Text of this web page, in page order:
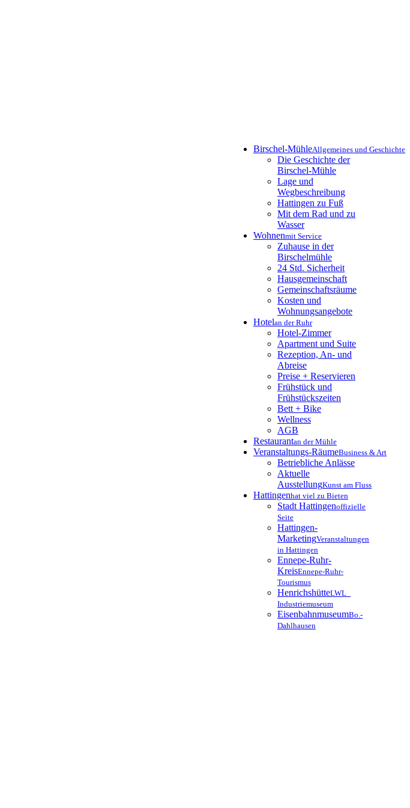
Birschel-MühleAllgemeines und Geschichte
Die Geschichte der
Birschel-Mühle
Lage und
Wegbeschreibung
Hattingen zu Fuß
Mit dem Rad und zu
Wasser
Wohnenmit Service
Zuhause in der
Birschelmühle
24 Std. Sicherheit
Hausgemeinschaft
Gemeinschaftsräume
Kosten und
Wohnungsangebote
Hotelan der Ruhr
Hotel-Zimmer
Apartment und Suite
Rezeption, An- und
Abreise
Preise + Reservieren
Frühstück und
Frühstückszeiten
Bett + Bike
Wellness
AGB
Restaurantan der Mühle
Veranstaltungs-RäumeBusiness & Art
Betriebliche Anlässe
Aktuelle
AusstellungKunst am Fluss
Hattingenhat viel zu Bieten
Stadt Hattingenoffizielle
Seite
Hattingen-
MarketingVeranstaltungen
in Hattingen
Ennepe-Ruhr-
KreisEnnepe-Ruhr-
Tourismus
HenrichshütteLWL_
Industriemuseum
EisenbahnmuseumBo.-
Dahlhausen